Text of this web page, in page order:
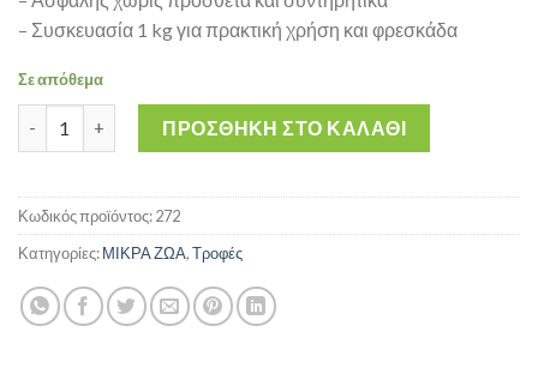
– Συσκευασία 1 kg για πρακτική χρήση και φρεσκάδα
Σε απόθεμα
HAPPY SNACKY - Χόρτο - σανός για κουνέλια 1 kg ποσότητα
ΠΡΟΣΘΉΚΗ ΣΤΟ ΚΑΛΆΘΙ
Κωδικός προϊόντος:272
Κατηγορίες:ΜΙΚΡΑ ΖΩΑ,Τροφές